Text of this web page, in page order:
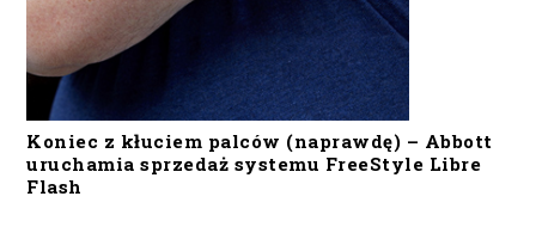
Koniec z kłuciem palców (naprawdę) – Abbott
uruchamia sprzedaż systemu FreeStyle Libre
Flash